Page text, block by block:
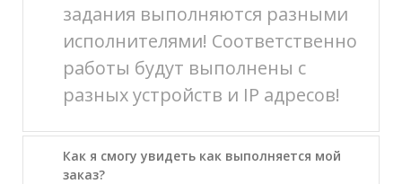
задания выполняются разными
исполнителями! Соответственно
работы будут выполнены с
разных устройств и IP адресов!
Как я смогу увидеть как выполняется мой
заказ?